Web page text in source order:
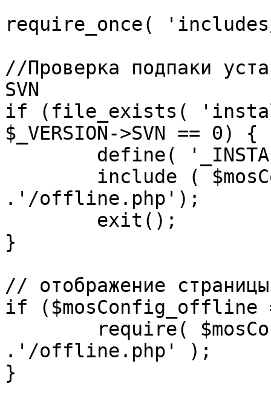
require_once(
//Проверка подпаки
SVN
if (file_exists(
$_VERSION->SVN == 0) {
.'/offline.php');
}
// отображение
if ($mosConfig_offline
.'/offline.php' );
}